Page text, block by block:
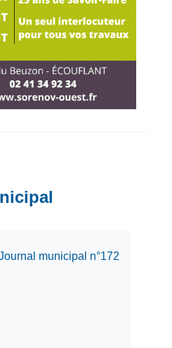
municipal n°172